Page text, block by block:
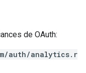
de OAuth:
auth/analytics.r